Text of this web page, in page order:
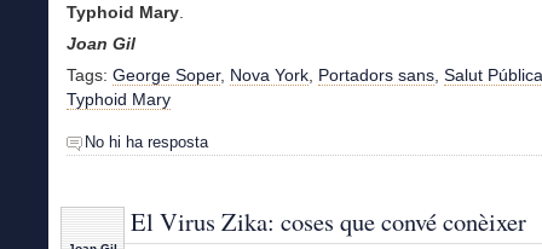
Typhoid Mary
Joan Gil
Tags: George Soper, Nova York Portadors sans Salut Pública
Typhoid Mary
No hi ha resposta
El Virus Zika: coses que convé conèixer